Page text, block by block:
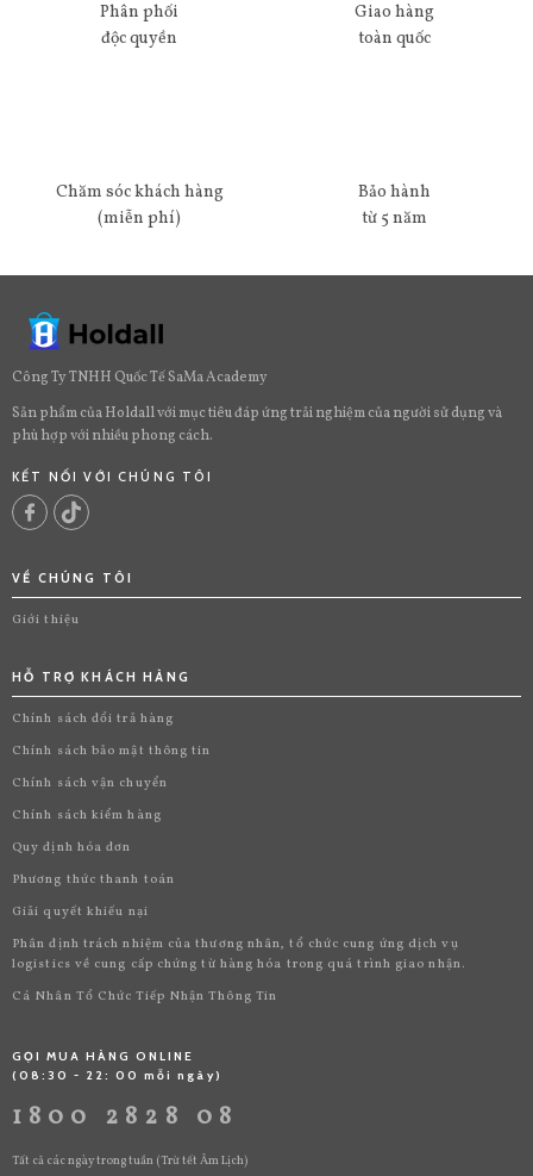
Phân phối
độc quyền
Giao hàng
toàn quốc
Chăm sóc khách hàng
(miễn phí)
Bảo hành
từ 5 năm
Công Ty TNHH Quốc Tế SaMa Academy
Sản phẩm của Holdall với mục tiêu đáp ứng trải nghiệm của người sử dụng và
phù hợp với nhiều phong cách.
KẾT NỐI VỚI CHÚNG TÔI
VỀ CHÚNG TÔI
Giới thiệu
HỖ TRỢ KHÁCH HÀNG
Chính sách đổi trả hàng
Chính sách bảo mật thông tin
Chính sách vận chuyển
Chính sách kiểm hàng
Quy định hóa đơn
Phương thức thanh toán
Giải quyết khiếu nại
Phân định trách nhiệm của thương nhân, tổ chức cung ứng dịch vụ
logistics về cung cấp chứng từ hàng hóa trong quá trình giao nhận.
Cá Nhân Tổ Chức Tiếp Nhận Thông Tin
GỌI MUA HÀNG ONLINE
(08:30 - 22: 00 mỗi ngày)
1800 2828 08
Tất cả các ngày trong tuần (Trừ tết Âm Lịch)